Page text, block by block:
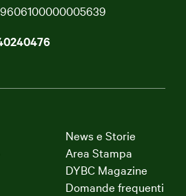
News e Storie
Area Stampa
DYBC Magazine
Domande frequenti